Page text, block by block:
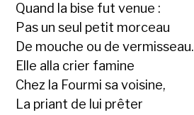
Quand la bise fut venue :
Pas un seul petit morceau
De mouche ou de vermisseau.
Elle alla crier famine
Chez la Fourmi sa voisine,
La priant de lui prêter